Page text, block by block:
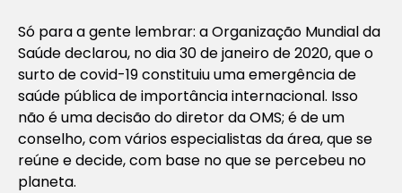
Só para a gente lembrar: a Organização Mundial da
Saúde declarou, no dia 30 de janeiro de 2020, que o
surto de covid-19 constituiu uma emergência de
saúde pública de importância internacional. Isso
não é uma decisão do diretor da OMS; é de um
conselho, com vários especialistas da área, que se
reúne e decide, com base no que se percebeu no
planeta.